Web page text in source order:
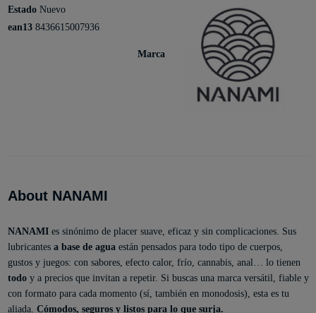
Marca
Estado Nuevo
ean13 8436615007936
About NANAMI
NANAMIes sinónimo de placer suave, eficaz y sin complicaciones. Sus
lubricantes a base de aguaestán pensados para todo tipo de cuerpos,
gustos y juegos: con sabores, efecto calor, frío, cannabis, anal… lo tienen
todoy a precios que invitan a repetir. Si buscas una marca versátil, fiable y
con formato para cada momento (sí, también en monodosis), esta es tu
aliada. Cómodos, seguros y listos para lo que surja.